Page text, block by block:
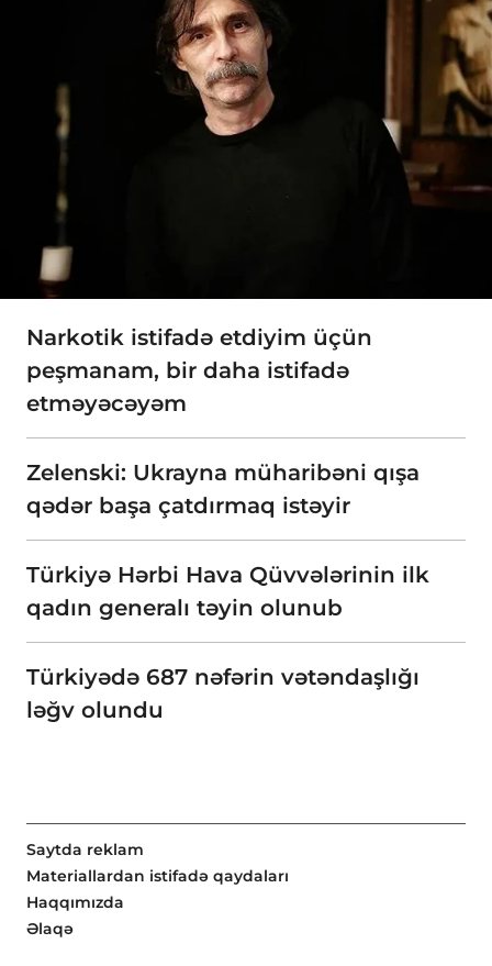
Narkotik istifadə etdiyim üçün
peşmanam, bir daha istifadə
etməyəcəyəm
Zelenski: Ukrayna müharibəni qışa
qədər başa çatdırmaq istəyir
Türkiyə Hərbi Hava Qüvvələrinin ilk
qadın generalı təyin olunub
Türkiyədə 687 nəfərin vətəndaşlığı
ləğv olundu
Saytda reklam
Materiallardan istifadə qaydaları
Haqqımızda
Əlaqə